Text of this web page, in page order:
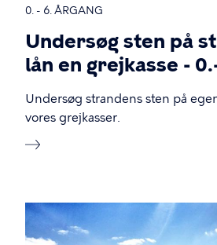
0. - 6. ÅRGANG
Undersøg sten på
lån en grejkasse -
Undersøg strandens sten på
vores grejkasser.